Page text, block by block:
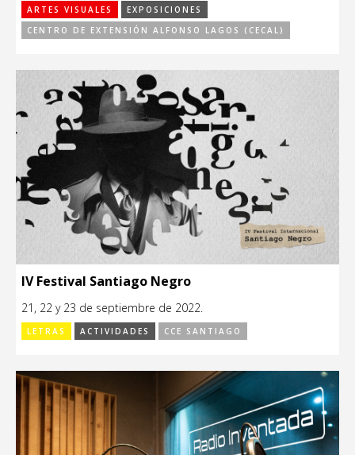
ARTES VISUALES
EXPOSICIONES
CENTRO DE EXTENSIÓN ALFONSO LAGOS (CECAL)
IV Festival Santiago Negro
21, 22 y 23 de septiembre de 2022.
LETRAS ACTIVIDADES CCE SANTIAGO